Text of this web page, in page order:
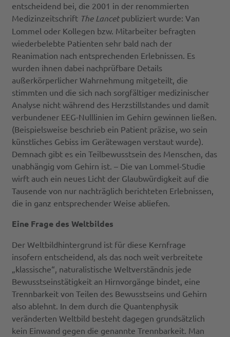
entscheidend bei, die 2001 in der renommierten
Medizinzeitschrift The Lancetpubliziert wurde: Van
Lommel oder Kollegen bzw. Mitarbeiter befragten
wiederbelebte Patienten sehr bald nach der
Reanimation nach entsprechenden Erlebnissen. Es
wurden ihnen dabei nachprüfbare Details
außerkörperlicher Wahrnehmung mitgeteilt, die
stimmten und die sich nach sorgfältiger medizinischer
Analyse nicht während des Herzstillstandes und damit
verbundener EEG-Nulllinien im Gehirn gewinnen ließen.
(Beispielsweise beschrieb ein Patient präzise, wo sein
künstliches Gebiss im Gerätewagen verstaut wurde).
Demnach gibt es ein Teilbewusstsein des Menschen, das
unabhängig vom Gehirn ist. – Die van Lommel-Studie
wirft auch ein neues Licht der Glaubwürdigkeit auf die
Tausende von nur nachträglich berichteten Erlebnissen,
die in ganz entsprechender Weise abliefen.
Eine Frage des Weltbildes
Der Weltbildhintergrund ist für diese Kernfrage
insofern entscheidend, als das noch weit verbreitete
„klassische“, naturalistische Weltverständnis jede
Bewusstseinstätigkeit an Hirnvorgänge bindet, eine
Trennbarkeit von Teilen des Bewusstseins und Gehirn
also ablehnt. In dem durch die Quantenphysik
veränderten Weltbild besteht dagegen grundsätzlich
kein Einwand gegen die genannte Trennbarkeit. Man